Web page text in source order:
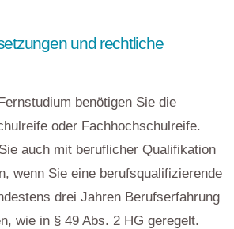
und rechtliche
benötigen Sie die
oder Fachhochschulreife.
auch mit beruflicher Qualifikation
wenn Sie eine berufsqualifizierende
drei Jahren Berufserfahrung
wie in § 49 Abs. 2 HG geregelt.